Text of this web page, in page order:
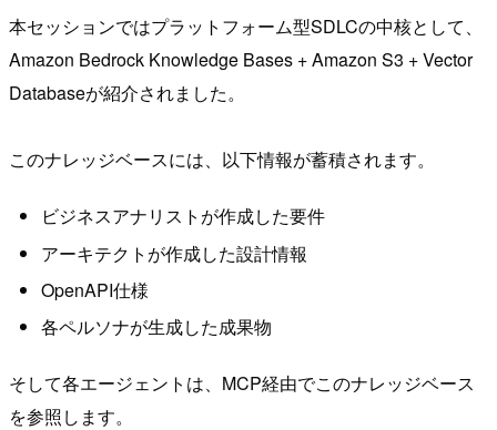
本セッションではプラットフォーム型SDLCの中核として、
Amazon Bedrock Knowledge Bases + Amazon S3 + Vector
Databaseが紹介されました。
このナレッジベースには、以下情報が蓄積されます。
ビジネスアナリストが作成した要件
アーキテクトが作成した設計情報
OpenAPI仕様
各ペルソナが生成した成果物
そして各エージェントは、MCP経由でこのナレッジベース
を参照します。